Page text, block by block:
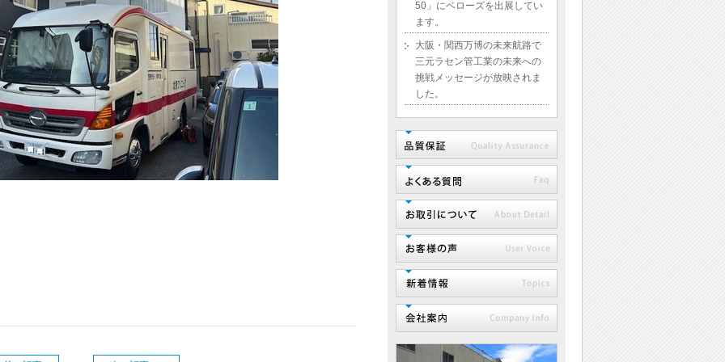
50」にベローズを出展してい
ます。
大阪・関西万博の未来航路で
三元ラセン管工業の未来への
挑戦メッセージが放映されま
した。